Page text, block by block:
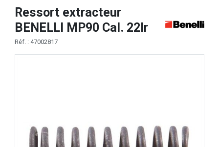
Ressort extracteur
BENELLI MP90 Cal. 22lr
Réf. : 47002817